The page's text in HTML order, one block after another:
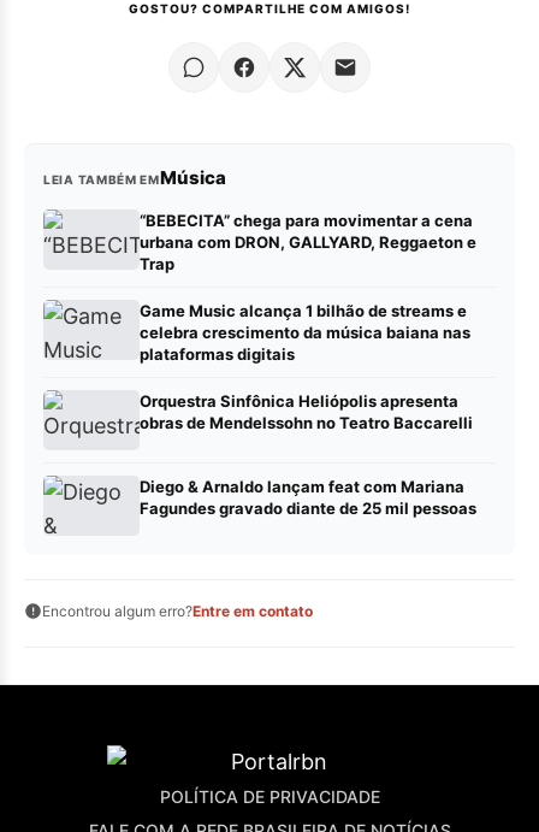
GOSTOU? COMPARTILHE COM AMIGOS!
LEIA TAMBÉM EMMúsica
“BEBECITA” chega para movimentar a cena
urbana com DRON, GALLYARD, Reggaeton e
Trap
Game Music alcança 1 bilhão de streams e
celebra crescimento da música baiana nas
plataformas digitais
Orquestra Sinfônica Heliópolis apresenta
obras de Mendelssohn no Teatro Baccarelli
Diego & Arnaldo lançam feat com Mariana
Fagundes gravado diante de 25 mil pessoas
Encontrou algum erro?Entre em contato
POLÍTICA DE PRIVACIDADE